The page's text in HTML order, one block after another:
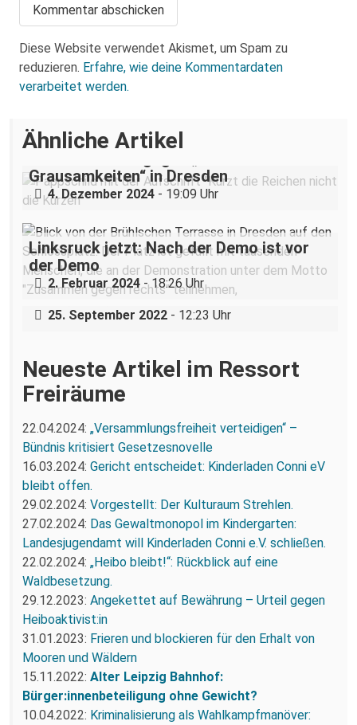
Diese Website verwendet Akismet, um Spam zu
reduzieren. Erfahre, wie deine Kommentardaten
verarbeitet werden.
Ähnliche Artikel
„Teilhabe ist nicht verhandelbar“–
Grausamkeiten“ in Dresden
4. Dezember 2024 - 19:09 Uhr
Linksruck jetzt: Nach der Demo ist vor
der Demo
2. Februar 2024- 18:26 Uhr
„Weg, weg, weg – Mullah muss weg!“
25. September 2022 - 12:23 Uhr
Neueste Artikel im Ressort
Freiräume
22.04.2024: „Versammlungsfreiheit verteidigen“ –
Bündnis kritisiert Gesetzesnovelle
16.03.2024: Gericht entscheidet: Kinderladen Conni eV
bleibt offen.
29.02.2024: Vorgestellt: Der Kulturaum Strehlen.
27.02.2024: Das Gewaltmonopol im Kindergarten:
Landesjugendamt will Kinderladen Conni e.V. schließen.
22.02.2024: „Heibo bleibt!“: Rückblick auf eine
Waldbesetzung.
29.12.2023: Angekettet auf Bewährung – Urteil gegen
Heiboaktivist:in
31.01.2023: Frieren und blockieren für den Erhalt von
Mooren und Wäldern
15.11.2022: Alter Leipzig Bahnhof:
Bürger:innenbeteiligung ohne Gewicht?
10.04.2022: Kriminalisierung als Wahlkampfmanöver: